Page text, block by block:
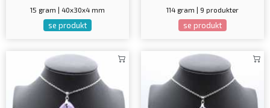
15 gram | 40x30x4 mm
se produkt
114 gram | 9 produkter
se produkt